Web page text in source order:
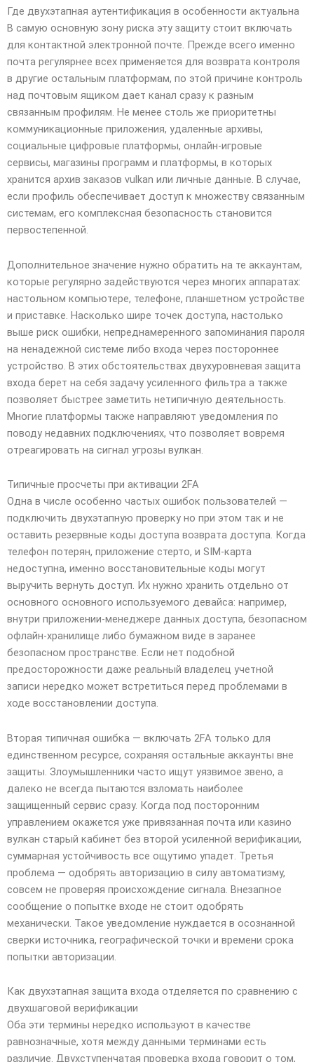
Где двухэтапная аутентификация в особенности актуальна
В самую основную зону риска эту защиту стоит включать
для контактной электронной почте. Прежде всего именно
почта регулярнее всех применяется для возврата контроля
в другие остальным платформам, по этой причине контроль
над почтовым ящиком дает канал сразу к разным
связанным профилям. Не менее столь же приоритетны
коммуникационные приложения, удаленные архивы,
социальные цифровые платформы, онлайн-игровые
сервисы, магазины программ и платформы, в которых
хранится архив заказов vulkan или личные данные. В случае,
если профиль обеспечивает доступ к множеству связанным
системам, его комплексная безопасность становится
первостепенной.
Дополнительное значение нужно обратить на те аккаунтам,
которые регулярно задействуются через многих аппаратах:
настольном компьютере, телефоне, планшетном устройстве
и приставке. Насколько шире точек доступа, настолько
выше риск ошибки, непреднамеренного запоминания пароля
на ненадежной системе либо входа через постороннее
устройство. В этих обстоятельствах двухуровневая защита
входа берет на себя задачу усиленного фильтра а также
позволяет быстрее заметить нетипичную деятельность.
Многие платформы также направляют уведомления по
поводу недавних подключениях, что позволяет вовремя
отреагировать на сигнал угрозы вулкан.
Типичные просчеты при активации 2FA
Одна в числе особенно частых ошибок пользователей —
подключить двухэтапную проверку но при этом так и не
оставить резервные коды доступа возврата доступа. Когда
телефон потерян, приложение стерто, и SIM-карта
недоступна, именно восстановительные коды могут
выручить вернуть доступ. Их нужно хранить отдельно от
основного основного используемого девайса: например,
внутри приложении-менеджере данных доступа, безопасном
офлайн-хранилище либо бумажном виде в заранее
безопасном пространстве. Если нет подобной
предосторожности даже реальный владелец учетной
записи нередко может встретиться перед проблемами в
ходе восстановлении доступа.
Вторая типичная ошибка — включать 2FA только для
единственном ресурсе, сохраняя остальные аккаунты вне
защиты. Злоумышленники часто ищут уязвимое звено, а
далеко не всегда пытаются взломать наиболее
защищенный сервис сразу. Когда под посторонним
управлением окажется уже привязанная почта или казино
вулкан старый кабинет без второй усиленной верификации,
суммарная устойчивость все ощутимо упадет. Третья
проблема — одобрять авторизацию в силу автоматизму,
совсем не проверяя происхождение сигнала. Внезапное
сообщение о попытке входе не стоит одобрять
механически. Такое уведомление нуждается в осознанной
сверки источника, географической точки и времени срока
попытки авторизации.
Как двухэтапная защита входа отделяется по сравнению с
двухшаговой верификации
Оба эти термины нередко используют в качестве
равнозначные, хотя между данными терминами есть
различие. Двухступенчатая проверка входа говорит о том,